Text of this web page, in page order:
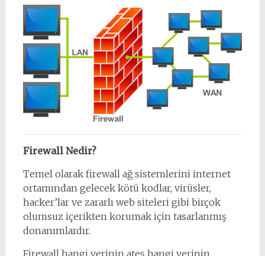
Firewall Nedir?
Temel olarak firewall ağ sistemlerini internet
ortamından gelecek kötü kodlar, virüsler,
hacker’lar ve zararlı web siteleri gibi birçok
olumsuz içerikten korumak için tasarlanmış
donanımlardır.